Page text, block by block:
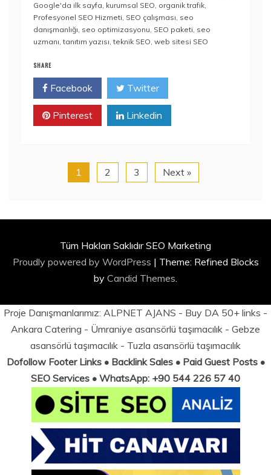
Google'da ilk sayfa kurumsal SEO organik trafik
Profesyonel SEO Hizmeti SEO çalışması seo
danışmanlığı seo optimizasyonu SEO paketi seo
uzmanı ,tanıtım yazısı ,teknik SEO web sitesi SEO
SHARE
Facebook Twitter
Pinterest Linkedin
1 2 3 Next »
Tüm Hakları Saklıdır SEO Marketing
Proudly powered by WordPress | Theme: Refined Blocks
by Candid Themes
Proje Danışmanlarımız: ALPNET AJANS - Buy DA 50+ links -
Ankara Catering - Ümraniye asansörlü taşımacılık - Gebze
asansörlü taşımacılık - Tuzla asansörlü taşımacılık
Dofollow Footer Links • Backlink Sales • Paid Guest Posts •
SEO Services • WhatsApp: +90 544 226 57 40